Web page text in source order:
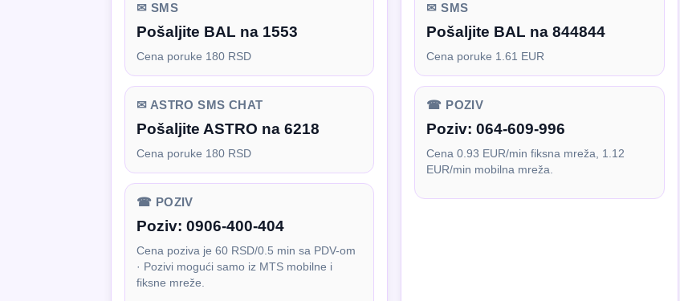
✉ SMS
Pošaljite BAL na 1553
Cena poruke 180 RSD
✉ ASTRO SMS CHAT
Pošaljite ASTRO na 6218
Cena poruke 180 RSD
☎ POZIV
Poziv: 0906-400-404
Cena poziva je 60 RSD/0.5 min sa PDV-om
· Pozivi mogući samo iz MTS mobilne i
fiksne mreže.
✉ SMS
Pošaljite BAL na 844844
Cena poruke 1.61 EUR
☎ POZIV
Poziv:064-609-996
Cena 0.93 EUR/min fiksna mreža, 1.12
EUR/min mobilna mreža.